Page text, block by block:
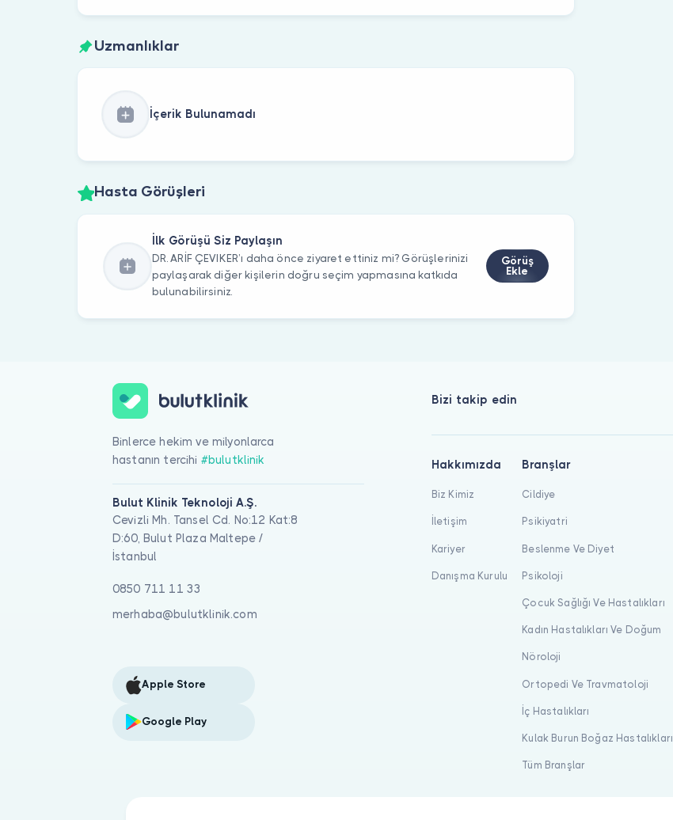
Uzmanlıklar
İçerik Bulunamadı
Hasta Görüşleri
İlk Görüşü Siz Paylaşın
DR. ARİF ÇEVIKER’ı daha önce ziyaret ettiniz mi? Görüşlerinizi
paylaşarak diğer kişilerin doğru seçim yapmasına katkıda
bulunabilirsiniz.
Görüş
Ekle
Binlerce hekim ve milyonlarca
hastanın tercihi #bulutklinik
Bulut Klinik Teknoloji A.Ş.
Cevizli Mh. Tansel Cd. No:12 Kat:8
D:60, Bulut Plaza Maltepe /
İstanbul
0850 711 11 33
merhaba@bulutklinik.com
Apple Store
Google Play
Bizi takip edin
Hakkımızda
Biz Kimiz
İletişim
Kariyer
Danışma Kurulu
Branşlar
Cildiye
Psikiyatri
Beslenme Ve Diyet
Psikoloji
Çocuk Sağlığı Ve Hastalıkları
Kadın Hastalıkları Ve Doğum
Nöroloji
Ortopedi Ve Travmatoloji
İç Hastalıkları
Kulak Burun Boğaz Hastalıkları
Tüm Branşlar